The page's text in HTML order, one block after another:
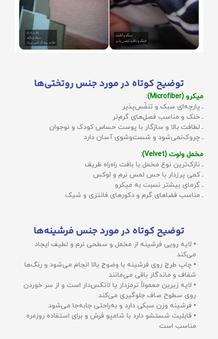
توضیح کوتاه در مورد جنس روتختی‌ها
میکرو (Microfiber):
ـ پارچه‌ای سبک و تنفّس‌پذیر
ـ خنک و مناسب فصل‌های گرم‌تر
ـ لطافت بالا و سازگار با پوست حساس کودک و نوجوان
ـ چروک‌نمی‌شود و شست‌وشوی آسان دارد
مخمل ولوت (Velvet):
ـ نازک‌ترین نوع مخمل با بافت راه‌راه ظریف
ـ کمی پرزدار با حس لمس نرم و لوکس
ـ گرمای بیشتر نسبت به میکرو
ـ مناسب فضاهای گرم و دکورهای فانتزی و شیک
توضیح کوتاه در مورد جنس فرشینه‌ها
• لایه رویی فرشینه از مخمل و سطحی نرم و لطیف ایجاد
می‌کند
• چاپ طرح روی فرشینه با وضوح بالا انجام می‌شود و رنگ‌ها
شفاف و ماندگار باقی می‌مانند
• لایه زیرین معمولاً ترمزدار یا لاتکس‌دار است و از سر خوردن
روی سطوح صاف جلوگیری می‌کند
• فرشینه وزن سبکی دارد و به‌راحتی جابه‌جا می‌شود
• قابلیت شستشو دارد با شامپو فرش و برای استفاده روزمره
مناسب است